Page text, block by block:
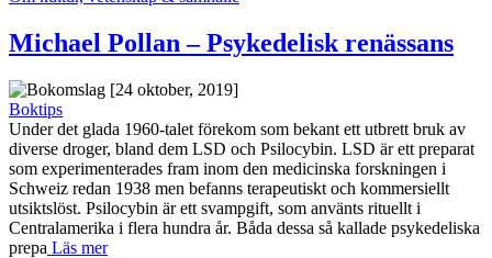
Michael Pollan – Psykedelisk renässans
[24 oktober, 2019]
Boktips
Under det glada 1960-talet förekom som bekant ett utbrett bruk av
diverse droger, bland dem LSD och Psilocybin. LSD är ett preparat
som experimenterades fram inom den medicinska forskningen i
Schweiz redan 1938 men befanns terapeutiskt och kommersiellt
utsiktslöst. Psilocybin är ett svampgift, som använts rituellt i
Centralamerika i flera hundra år. Båda dessa så kallade psykedeliska
prepa Läs mer